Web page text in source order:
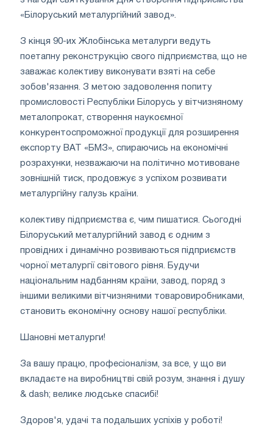
«Білоруський металургійний завод».
З кінця 90-их Жлобінська металурги ведуть
поетапну реконструкцію свого підприємства, що не
заважає колективу виконувати взяті на себе
зобов'язання. З метою задоволення попиту
промисловості Республіки Білорусь у вітчизняному
металопрокат, створення наукоємної
конкурентоспроможної продукції для розширення
експорту ВАТ «БМЗ», спираючись на економічні
розрахунки, незважаючи на політично мотивоване
зовнішній тиск, продовжує з успіхом розвивати
металургійну галузь країни.
колективу підприємства є, чим пишатися. Сьогодні
Білоруський металургійний завод є одним з
провідних і динамічно розвиваються підприємств
чорної металургії світового рівня. Будучи
національним надбанням країни, завод, поряд з
іншими великими вітчизняними товаровиробниками,
становить економічну основу нашої республіки.
Шановні металурги!
За вашу працю, професіоналізм, за все, у що ви
вкладаєте на виробництві свій розум, знання і душу
& dash; велике людське спасибі!
Здоров'я, удачі та подальших успіхів у роботі!